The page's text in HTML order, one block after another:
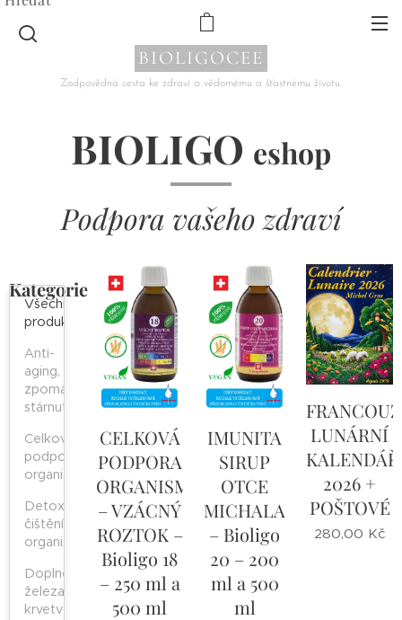
BIOLIGOCEE
Zodpovědná cesta ke zdraví a vědomému a šťastnému životu.
BIOLIGO eshop
Podpora vašeho zdraví
Kategorie
Všechny
produkty
Anti-
aging,
zpomalení
stárnutí
Celková
podpora
organismu
Detoxikace,
čištění
organismu
Doplnění
železa,
krvetvorba
CELKOVÁ
PODPORA
ORGANISMU
– VZÁCNÝ
ROZTOK –
Bioligo 18
– 250 ml a
500 ml
IMUNITA
SIRUP
OTCE
MICHALA
– Bioligo
20 – 200
ml a 500
ml
LUNÁRNÍ
KALENDÁŘ
2026 +
POŠTOVÉ
280,00 Kč